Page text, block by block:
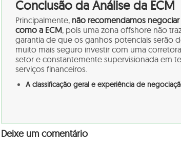
Conclusão da Análise da ECM
Principalmente, não recomendamos
como a ECM, pois uma zona offshore não
garantia de que os ganhos potenciais serão
muito mais seguro investir com uma
setor e constantemente supervisionada em
serviços financeiros.
A classificação geral e experiência de
Deixe um comentário